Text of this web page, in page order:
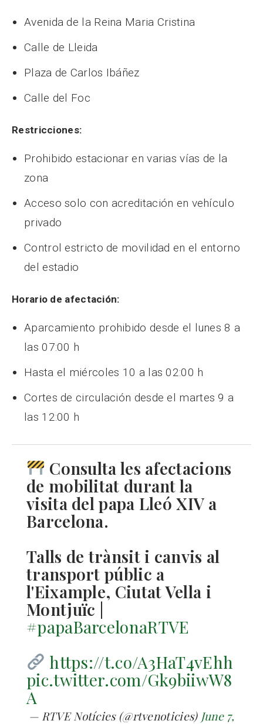
Avenida de la Reina Maria Cristina
Calle de Lleida
Plaza de Carlos Ibáñez
Calle del Foc
Restricciones:
Prohibido estacionar en varias vías de la
zona
Acceso solo con acreditación en vehículo
privado
Control estricto de movilidad en el entorno
del estadio
Horario de afectación:
Aparcamiento prohibido desde el lunes 8 a
las 07:00 h
Hasta el miércoles 10 a las 02:00 h
Cortes de circulación desde el martes 9 a
las 12:00 h
Consulta les afectacions
de mobilitat durant la
visita del papa Lleó XIV a
Barcelona.
Talls de trànsit i canvis al
transport públic a
l'Eixample, Ciutat Vella i
Montjuïc |
#papaBarcelonaRTVE
https://t.co/A3HaT4vEhh
pic.twitter.com/Gk9biiwW8
A
— RTVE Notícies (@rtvenoticies) June 7,